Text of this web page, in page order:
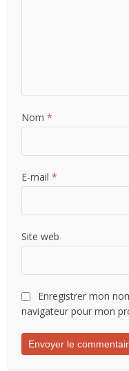
Nom*
E-mail*
Site web
Enregistrer mon
navigateur pour mon